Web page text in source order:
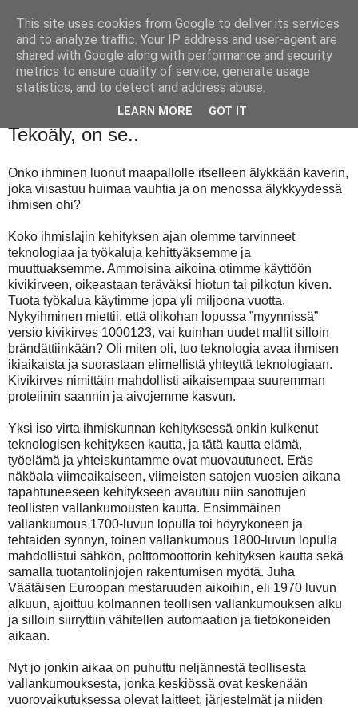
Tekoäly, on se..
Onko ihminen luonut maapallolle itselleen älykkään kaverin,
joka viisastuu huimaa vauhtia ja on menossa älykkyydessä
ihmisen ohi?
Koko ihmislajin kehityksen ajan olemme tarvinneet
teknologiaa ja työkaluja kehittyäksemme ja
muuttuaksemme. Ammoisina aikoina otimme käyttöön
kivikirveen, oikeastaan teräväksi hiotun tai pilkotun kiven.
Tuota työkalua käytimme jopa yli miljoona vuotta.
Nykyihminen miettii, että olikohan lopussa ”myynnissä”
versio kivikirves 1000123, vai kuinhan uudet mallit silloin
brändättiinkään? Oli miten oli, tuo teknologia avaa ihmisen
ikiaikaista ja suorastaan elimellistä yhteyttä teknologiaan.
Kivikirves nimittäin mahdollisti aikaisempaa suuremman
proteiinin saannin ja aivojemme kasvun.
Yksi iso virta ihmiskunnan kehityksessä onkin kulkenut
teknologisen kehityksen kautta, ja tätä kautta elämä,
työelämä ja yhteiskuntamme ovat muovautuneet. Eräs
näköala viimeaikaiseen, viimeisten satojen vuosien aikana
tapahtuneeseen kehitykseen avautuu niin sanottujen
teollisten vallankumousten kautta. Ensimmäinen
vallankumous 1700-luvun lopulla toi höyrykoneen ja
tehtaiden synnyn, toinen vallankumous 1800-luvun lopulla
mahdollistui sähkön, polttomoottorin kehityksen kautta sekä
samalla tuotantolinjojen rakentumisen myötä. Juha
Väätäisen Euroopan mestaruuden aikoihin, eli 1970 luvun
alkuun, ajoittuu kolmannen teollisen vallankumouksen alku
ja silloin siirryttiin vähitellen automaation ja tietokoneiden
aikaan.
Nyt jo jonkin aikaa on puhuttu neljännestä teollisesta
vallankumouksesta, jonka keskiössä ovat keskenään
vuorovaikutuksessa olevat laitteet, järjestelmät ja niiden
This site uses cookies from Google to deliver its services
and to analyze traffic. Your IP address and user-agent are
shared with Google along with performance and security
metrics to ensure quality of service, generate usage
statistics, and to detect and address abuse.
LEARN MORE GOT IT